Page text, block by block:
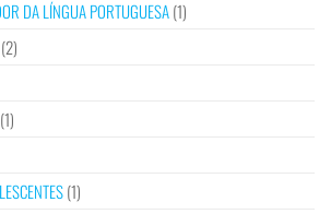
DA LÍNGUA PORTUGUESA(1)
(2)
(1)
(1)